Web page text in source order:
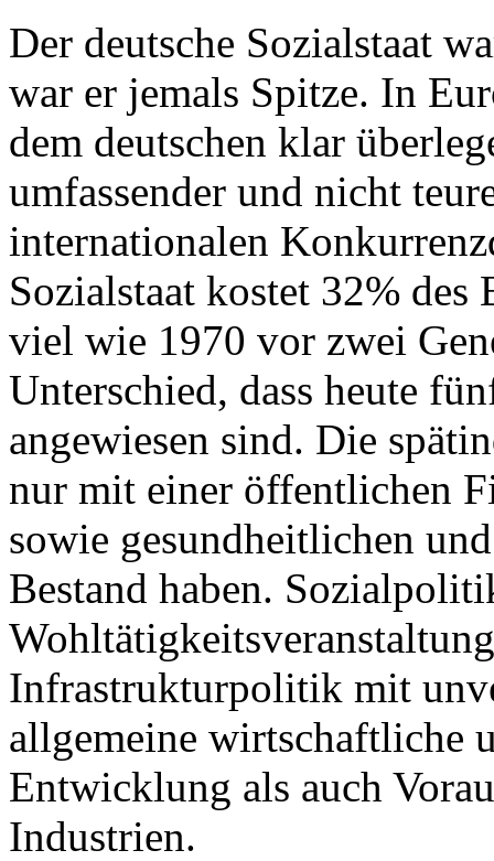
Der deutsche Sozialstaat
war er jemals Spitze. In
dem deutschen klar
umfassender und nicht
internationalen
Sozialstaat kostet 32%
viel wie 1970 vor zwei
Unterschied, dass heute
angewiesen sind. Die
nur mit einer öffentlichen
sowie gesundheitlichen
Bestand haben.
Infrastrukturpolitik mit
allgemeine wirtschaftliche
Entwicklung als auch
Industrien.